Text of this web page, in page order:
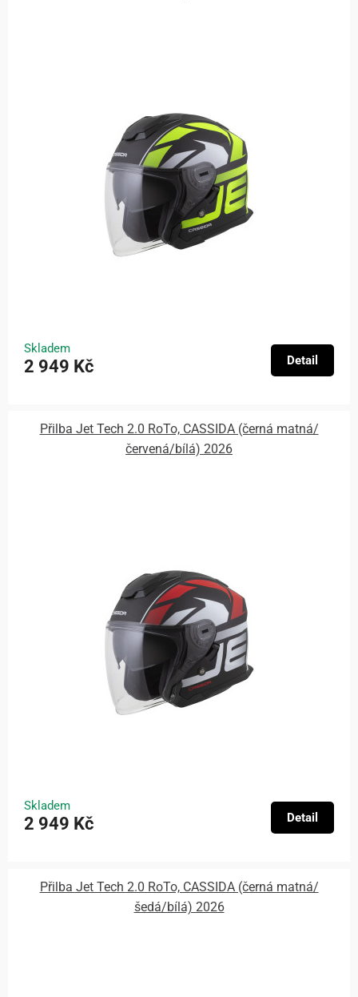
Skladem
2 949 Kč Detail
Přilba Jet Tech 2.0 RoTo, CASSIDA (černá matná/
červená/bílá) 2026
Skladem
2 949 Kč Detail
Přilba Jet Tech 2.0 RoTo, CASSIDA (černá matná/
šedá/bílá) 2026